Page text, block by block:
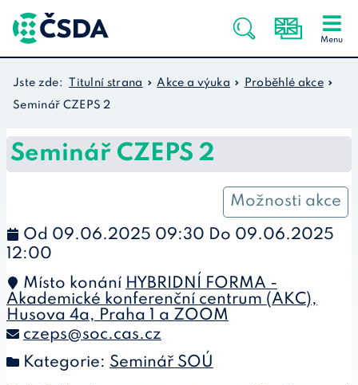
Jste zde: Titulní strana Akce a výuka
Proběhlé akce
Seminář CZEPS 2
Seminář CZEPS 2
Možnosti akce
Od 09.06.2025 09:30 Do 09.06.2025
12:00
Místo konání HYBRIDNÍ FORMA -
Akademické konferenční centrum (AKC),
Husova 4a, Praha 1 a ZOOM
czeps@soc.cas.cz
Kategorie: Seminář SOÚ